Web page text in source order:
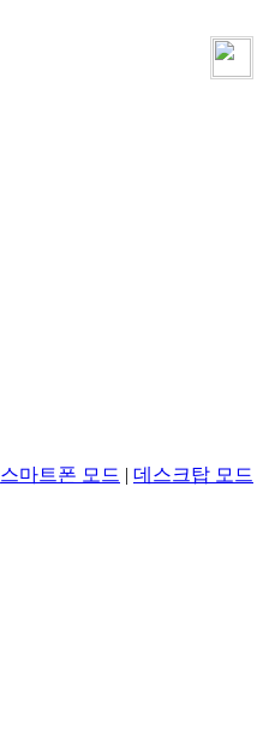
스마트폰 모드 | 데스크탑 모드